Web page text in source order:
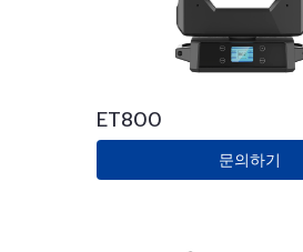
ET800
문의하기